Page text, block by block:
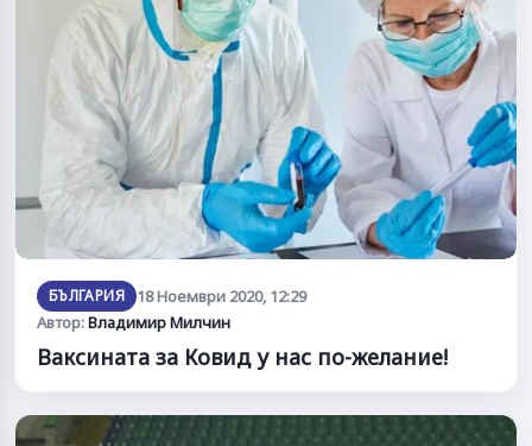
БЪЛГАРИЯ 18 Ноември 2020, 12:29
Автор:Владимир Милчин
Ваксината за Ковид у нас по-желание!